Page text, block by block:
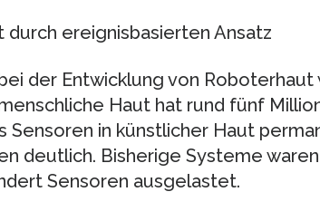
durch ereignisbasierten Ansatz
der Entwicklung von Roboterhaut
Haut hat rund fünf
Sensoren in künstlicher Haut
deutlich. Bisherige Systeme
Sensoren ausgelastet.